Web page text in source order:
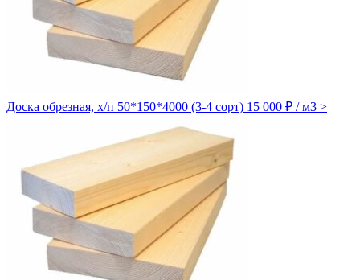
Доска обрезная, х/п 50*150*4000 (3-4 сорт) 15 000 ₽ / м3 >